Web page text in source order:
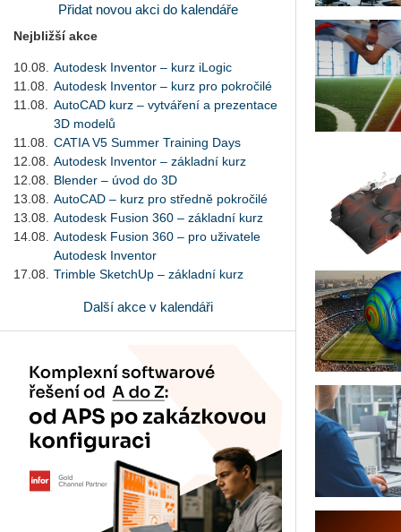
Přidat novou akci do kalendáře
Nejbližší akce
10.08.
Autodesk Inventor – kurz iLogic
11.08.
Autodesk Inventor – kurz pro pokročilé
11.08.
AutoCAD kurz – vytváření a prezentace
3D modelů
11.08.
CATIA V5 Summer Training Days
12.08.
Autodesk Inventor – základní kurz
12.08.
Blender – úvod do 3D
13.08.
AutoCAD – kurz pro středně pokročilé
13.08.
Autodesk Fusion 360 – základní kurz
14.08.
Autodesk Fusion 360 – pro uživatele
Autodesk Inventor
17.08.
Trimble SketchUp – základní kurz
Další akce v kalendáři